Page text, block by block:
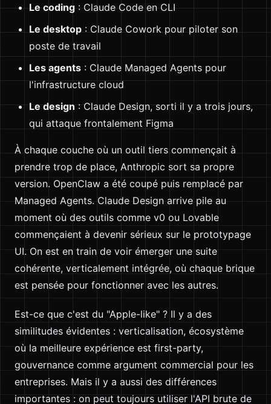
Le coding: Claude Code en CLI
Le desktop : Claude Cowork pour piloter son
poste de travail
Les agents : Claude Managed Agents pour
l'infrastructure cloud
Le design: Claude Design, sorti il y a trois jours,
qui attaque frontalement Figma
À chaque couche où un outil tiers commençait à
prendre trop de place, Anthropic sort sa propre
version. OpenClaw a été coupé puis remplacé par
Managed Agents. Claude Design arrive pile au
moment où des outils comme v0 ou Lovable
commençaient à devenir sérieux sur le prototypage
UI. On est en train de voir émerger une suite
cohérente, verticalement intégrée, où chaque brique
est pensée pour fonctionner avec les autres.
Est-ce que c'est du "Apple-like" ? Il y a des
similitudes évidentes : verticalisation, écosystème
où la meilleure expérience est first-party,
gouvernance comme argument commercial pour les
entreprises. Mais il y a aussi des différences
importantes : on peut toujours utiliser l'API brute de